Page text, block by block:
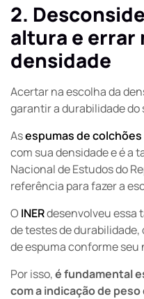
2.
altura e errar
densidade
Acertar na escolha da
garantir a durabilidade do
Asespumas de colchões
com sua densidade e é a
Nacional de Estudos do
referência para fazer a
O INERdesenvolveu essa
de testes de
de espuma conforme seu
Por isso,é fundamental
com a indicação de